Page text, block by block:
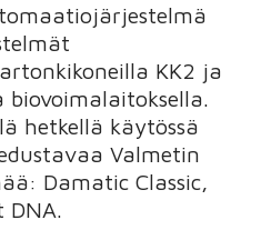
KK2 ja
biovoimalaitoksella.
hetkellä käytössä
Valmetin
Damatic Classic,